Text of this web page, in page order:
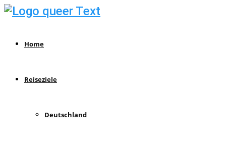
Home
Reiseziele
Deutschland